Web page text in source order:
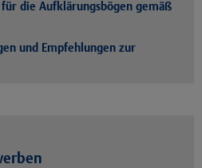
die Aufklärungsbögen gemäß
und Empfehlungen zur